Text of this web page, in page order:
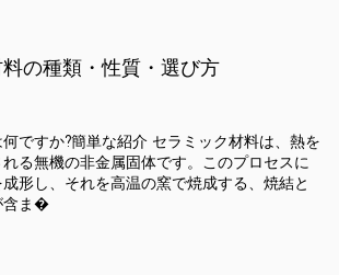
の種類・性質・選び方
な紹介 セラミック材料は、熱を
る無機の非金属固体です。このプロセスに
形し、それを高温の窯で焼成する、焼結と
含ま�